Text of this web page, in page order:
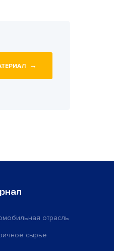
→
отрасль
сырье